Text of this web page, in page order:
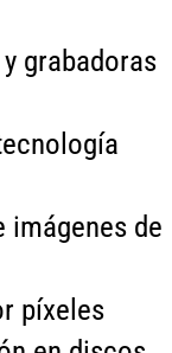
grabadoras
imágenes de
píxeles